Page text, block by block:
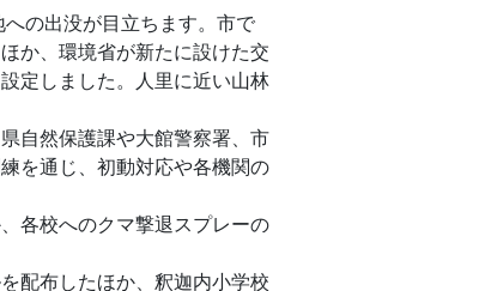
の出没が目立ちます。市で
か、環境省が新たに設けた交
定しました。人里に近い山林
自然保護課や大館警察署、市
を通じ、初動対応や各機関の
各校へのクマ撃退スプレーの
配布したほか、釈迦内小学校